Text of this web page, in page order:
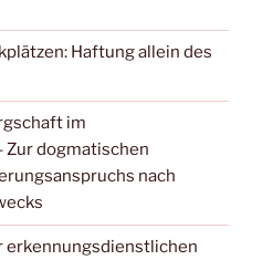
Haftung allein des
im
dogmatischen
nach